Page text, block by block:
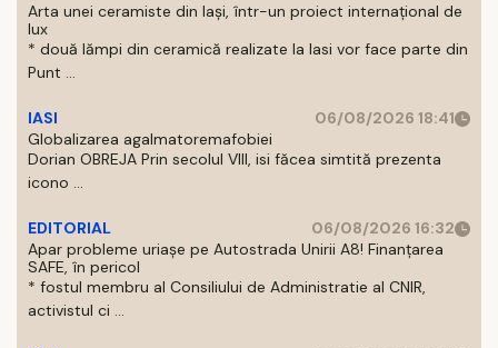
Arta unei ceramiste din Iași, într-un proiect internațional de
lux
* două lămpi din ceramică realizate la Iasi vor face parte din
Punt ...
IASI
06/08/2026 18:41
Globalizarea agalmatoremafobiei
Dorian OBREJA Prin secolul VIII, isi făcea simtită prezenta
icono ...
EDITORIAL
06/08/2026 16:32
Apar probleme uriașe pe Autostrada Unirii A8! Finanțarea
SAFE, în pericol
* fostul membru al Consiliului de Administratie al CNIR,
activistul ci ...